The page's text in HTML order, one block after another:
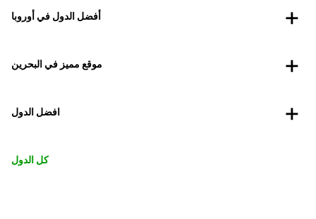
أفضل الدول في أوروبا
موقع مميز في البحرين
افضل الدول
كل الدول